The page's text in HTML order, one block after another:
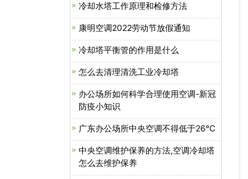
冷却水塔工作原理和检修方法
康明空调2022劳动节放假通知
冷却塔平衡管的作用是什么
怎么去清理清洗工业冷却塔
办公场所如何科学合理使用空调-新冠
防疫小知识
广东办公场所中央空调不得低于26℃
中央空调维护保养的方法,空调冷却塔
怎么去维护保养